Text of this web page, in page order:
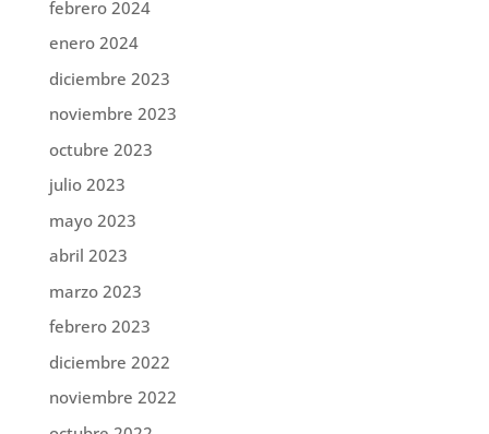
febrero 2024
enero 2024
diciembre 2023
noviembre 2023
octubre 2023
julio 2023
mayo 2023
abril 2023
marzo 2023
febrero 2023
diciembre 2022
noviembre 2022